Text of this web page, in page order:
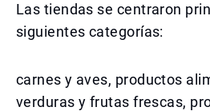
Las tiendas se centraron
siguientes categorías:
carnes y aves, productos
verduras y frutas frescas,